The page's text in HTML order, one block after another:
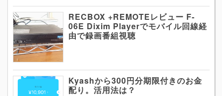
RECBOX +REMOTEレビュー F-
06E Dixim Playerでモバイル回線経
由で録画番組視聴
Kyashから300円分期限付きのお金
配り。活用法は？